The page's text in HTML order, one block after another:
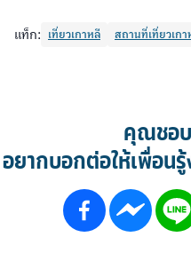
แท็ก: เที่ยวเกาหลี สถานที่เที่ยวเกา
คุณชอ
อยากบอกต่อให้เพื่อน